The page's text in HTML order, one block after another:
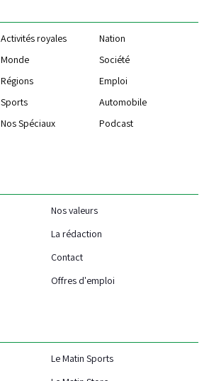
Activités royales
Nation
Monde
Société
Régions
Emploi
Sports
Automobile
Nos Spéciaux Podcast
Nos valeurs
La rédaction
Contact
Offres d'emploi
Le Matin Sports